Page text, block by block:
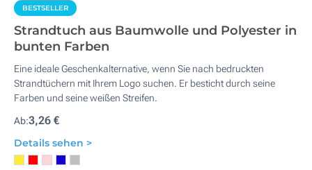
BESTSELLER
Strandtuch aus Baumwolle und Polyester in
bunten Farben
Eine ideale Geschenkalternative, wenn Sie nach bedruckten
Strandtüchern mit Ihrem Logo suchen. Er besticht durch seine
Farben und seine weißen Streifen.
Ab:3,26 €
Details sehen >